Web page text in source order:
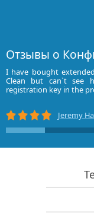
Особенности
Как
Оценки
типичных
R-Studio:
Отзывы о
I have bought
Clean but can`t see
registration key in the
Jeremy